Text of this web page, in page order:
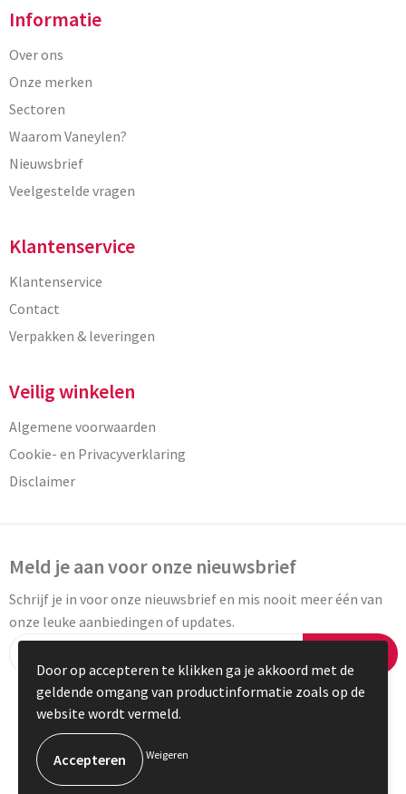
Informatie
Over ons
Onze merken
Sectoren
Waarom Vaneylen?
Nieuwsbrief
Veelgestelde vragen
Klantenservice
Klantenservice
Contact
Verpakken & leveringen
Veilig winkelen
Algemene voorwaarden
Cookie- en Privacyverklaring
Disclaimer
Meld je aan voor onze nieuwsbrief
Schrijf je in voor onze nieuwsbrief en mis nooit meer één van
onze leuke aanbiedingen of updates.
© Copyright Vaneylen 2023
Door op accepteren te klikken ga je akkoord met de
geldende omgang van productinformatie zoals op de
website wordt vermeld.
Weigeren